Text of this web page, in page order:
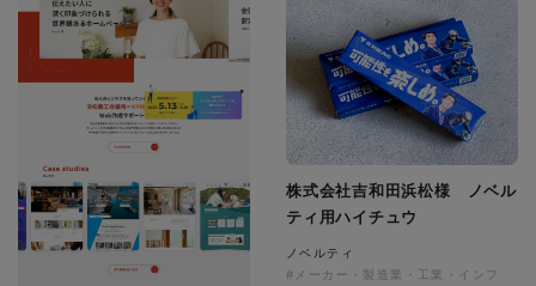
株式会社吉和田浜松様 ノベル
ティ用ハイチュウ
ノベルティ
#メーカー・製造業・工業・インフ